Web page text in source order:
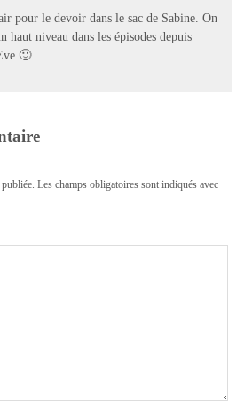
pour le devoir dans le sac de Sabine. On
haut niveau dans les épisodes depuis
🙂
Les champs obligatoires sont indiqués avec